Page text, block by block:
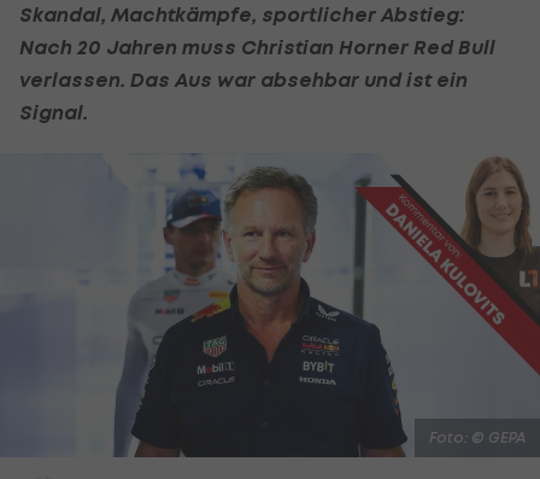
Skandal, Machtkämpfe, sportlicher Abstieg:
Nach 20 Jahren muss Christian Horner Red Bull
verlassen. Das Aus war absehbar und ist ein
Signal.
Foto: © GEPA